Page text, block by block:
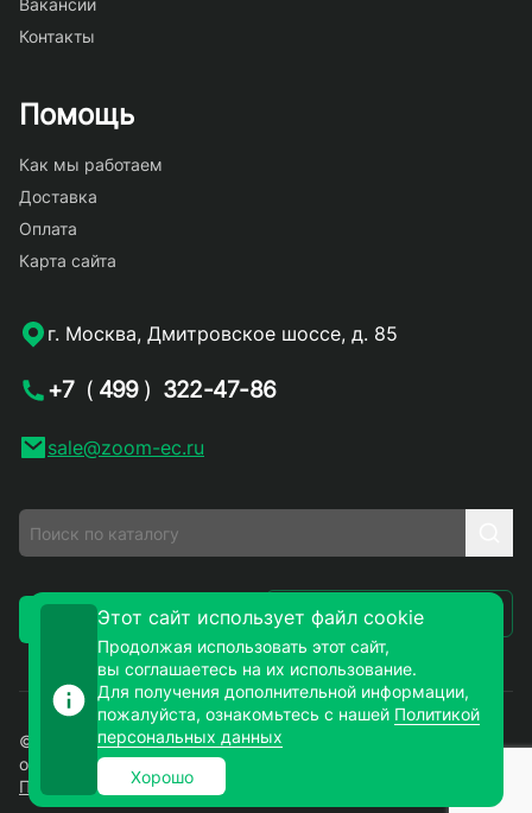
Вакансии
Контакты
Помощь
Как мы работаем
Доставка
Оплата
Карта сайта
г. Москва, Дмитровское шоссе, д. 85
+7 ( 499 ) 322-47-86
sale@zoom-ec.ru
Заказать звонок Написать письмо
© 2026. ЗУМ-СМД – продажа электронных компонентов
оптом и в розницу. Все права защищены.
Политика конфиденциальности
Этот сайт использует файл cookie
Продолжая использовать этот сайт,
вы соглашаетесь на их использование.
Для получения дополнительной информации,
пожалуйста, ознакомьтесь с нашей Политикой
персональных данных
Хорошо